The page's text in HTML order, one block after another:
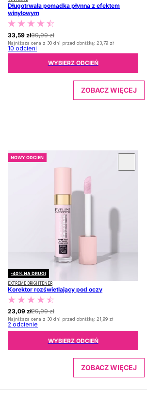
Długotrwała pomadka płynna z efektem
winylowym
39,99 zł
33,59 zł
Najniższa cena z 30 dni przed obniżką: 23,79 zł
10 odcieni
WYBIERZ ODCIEŃ
ZOBACZ WIĘCEJ
NOWY ODCIEŃ
-40% NA DRUGI
EXTREME BRIGHTENER
Korektor rozświetlający pod oczy
29,99 zł
23,09 zł
Najniższa cena z 30 dni przed obniżką: 21,99 zł
2 odcienie
WYBIERZ ODCIEŃ
ZOBACZ WIĘCEJ